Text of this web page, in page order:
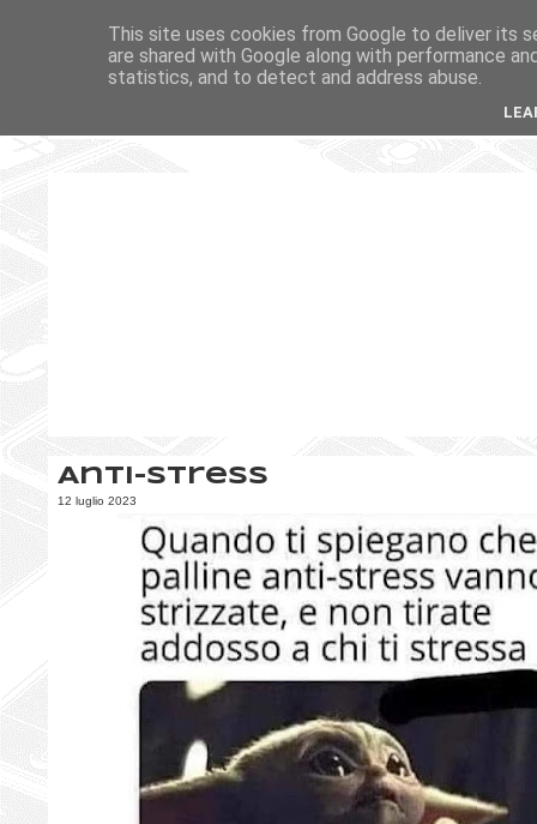
Anti-stress
12 luglio 2023
This site uses cookies from Google to deliver its
are shared with Google along with performance
statistics, and to detect and address abuse.